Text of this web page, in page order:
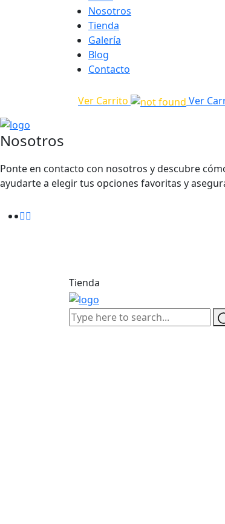
Nosotros
Tienda
Galería
Blog
Contacto
Ver Carrito Ver
Nosotros
Ponte en contacto con nosotros y descubre
ayudarte a elegir tus opciones favoritas y
Tienda